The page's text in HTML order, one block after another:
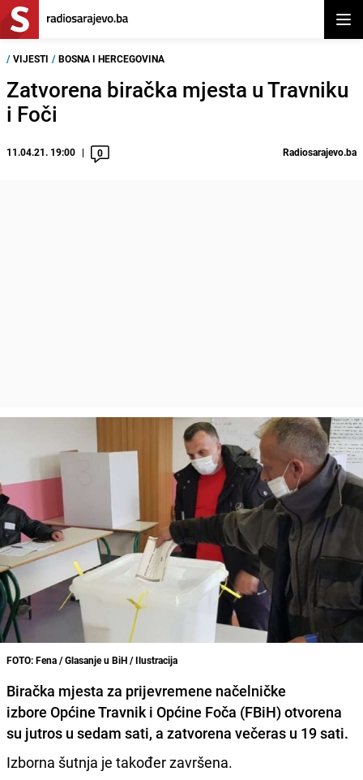
/ VIJESTI / BOSNA I HERCEGOVINA
Zatvorena biračka mjesta u Travniku
i Foči
11.04.21. 19:00 0 Radiosarajevo.ba
FOTO: Fena / Glasanje u BiH / Ilustracija
Biračka mjesta za prijevremene načelničke
izbore Općine Travnik i Općine Foča (FBiH) otvorena
su jutros u sedam sati, a zatvorena večeras u 19 sati.
Izborna šutnja je također završena.